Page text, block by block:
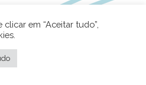
ATEÍSMO
em “Aceitar tudo”,